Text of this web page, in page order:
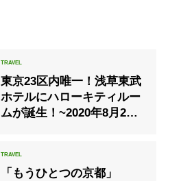
東京23区内唯一！浅草東武
ホテルにハローキティルー
ムが誕生！~2020年8月24日
「もうひとつの京都」